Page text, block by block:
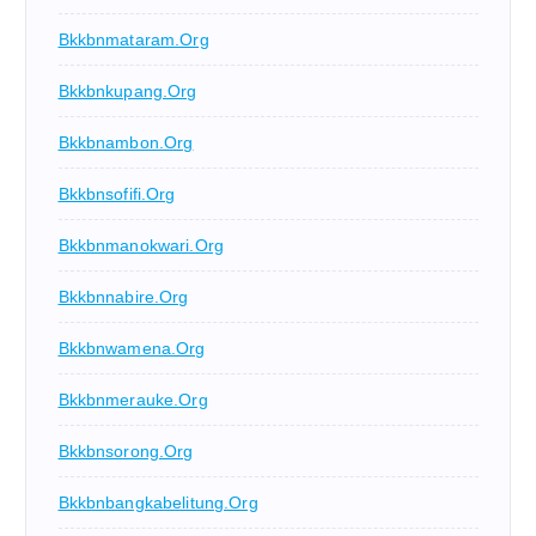
Bkkbnmataram.org
Bkkbnkupang.org
Bkkbnambon.org
Bkkbnsofifi.org
Bkkbnmanokwari.org
Bkkbnnabire.org
Bkkbnwamena.org
Bkkbnmerauke.org
Bkkbnsorong.org
Bkkbnbangkabelitung.org